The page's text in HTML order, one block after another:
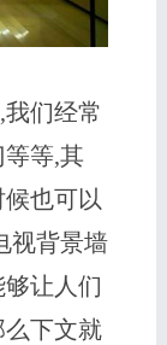
们经常
等等,其
也可以
视背景墙
让人们
下文就